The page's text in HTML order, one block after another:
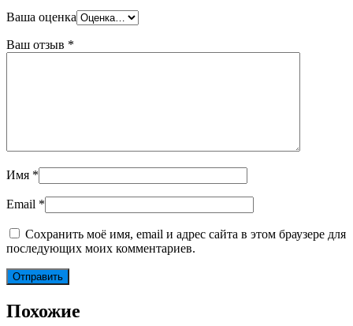
Ваша оценка
Ваш отзыв *
Имя *
Email *
Сохранить моё имя, email и адрес сайта в этом браузере для
последующих моих комментариев.
Похожие